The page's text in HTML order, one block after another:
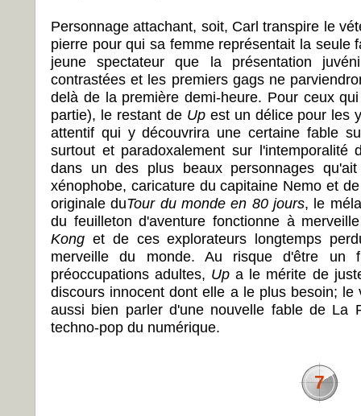
Personnage attachant, soit, Carl transpire le
pierre pour qui sa femme représentait la seule
jeune spectateur que la présentation
contrastées et les premiers gags ne
delà de la première demi-heure. Pour ceux
partie), le restant de Upest un délice pour les
attentif qui y découvrira une certaine fable
surtout et paradoxalement sur l'intemporalité
dans un des plus beaux personnages
xénophobe, caricature du capitaine Nemo et
originale duTour du monde en 80 jours, le
du feuilleton d'aventure fonctionne à
Kong et de ces explorateurs longtemps
merveille du monde. Au risque d'être un
préoccupations adultes, Up a le mérite de
discours innocent dont elle a le plus besoin;
aussi bien parler d'une nouvelle fable de La
techno-pop du numérique.
7